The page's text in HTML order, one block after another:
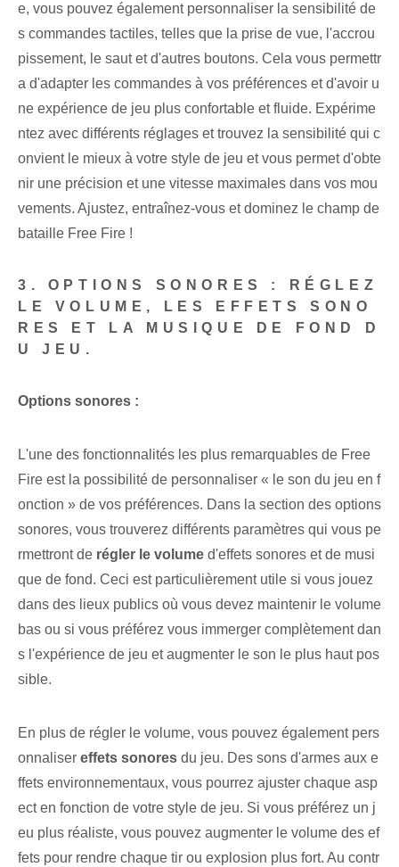
e, vous pouvez également personnaliser la sensibilité de
s commandes tactiles, telles que la prise de vue, l'accrou
pissement, le saut et d'autres boutons. Cela vous permettr
a d'adapter les commandes à vos préférences et d'avoir u
ne expérience de jeu plus confortable et fluide. Expérime
ntez avec différents réglages et trouvez la sensibilité qui c
onvient le mieux à votre style de jeu et vous permet d'obte
nir une précision et une vitesse maximales dans vos mou
vements. Ajustez, entraînez-vous et dominez le champ de
bataille Free Fire !
3. OPTIONS SONORES : RÉGLEZ
LE VOLUME, LES EFFETS SONO
RES ET LA MUSIQUE DE FOND D
U JEU.
Options sonores :
L'une⁤ des⁢ fonctionnalités les plus remarquables de Free⁢
Fire est la possibilité de personnaliser « le son du jeu en f
onction » de vos préférences. Dans la section des options
sonores, vous trouverez différents paramètres qui vous pe
rmettront de régler le⁢ volume d'effets sonores et de musi
que de fond. Ceci est particulièrement utile si vous jouez
dans des lieux publics où vous devez maintenir le volume
bas ou si vous préférez vous immerger complètement dan
s l'expérience de jeu et augmenter le son le plus haut pos
sible.
En plus de régler le volume, vous pouvez également pers
onnaliser effets sonores du jeu. Des sons d'armes aux e
ffets environnementaux, vous pourrez ajuster⁤ chaque asp
ect en fonction de votre style de jeu. Si vous préférez un j
eu plus réaliste, vous pouvez augmenter le volume des ef
fets pour rendre chaque tir ou explosion plus fort. Au contr